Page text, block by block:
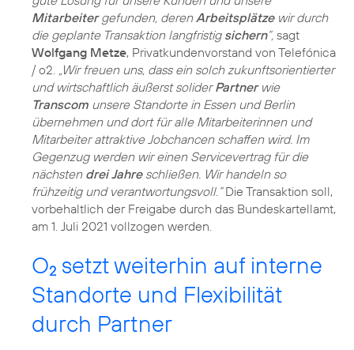
Mitarbeitergefunden, derenArbeitsplätzewir durch
die geplante Transaktion langfristig sichern“, sagt
Wolfgang Metze, Privatkundenvorstand von Telefónica
/ o2. „Wir freuen uns, dass ein solch zukunftsorientierter
und wirtschaftlich äußerst soliderPartnerwie
Transcom unsere Standorte in Essen und Berlin
übernehmen und dort für alle Mitarbeiterinnen und
Mitarbeiter attraktive Jobchancen schaffen wird. Im
Gegenzug werden wir einen Servicevertrag für die
nächsten drei Jahreschließen. Wir handeln so
frühzeitig und verantwortungsvoll.“Die Transaktion soll,
vorbehaltlich der Freigabe durch das Bundeskartellamt,
am 1. Juli 2021 vollzogen werden.
O2 setzt weiterhin auf interne
Standorte und Flexibilität
durch Partner